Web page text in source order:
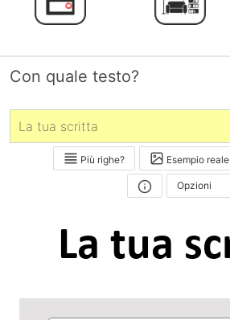
Con quale testo?
Più righe? Esempio reale
Opzioni